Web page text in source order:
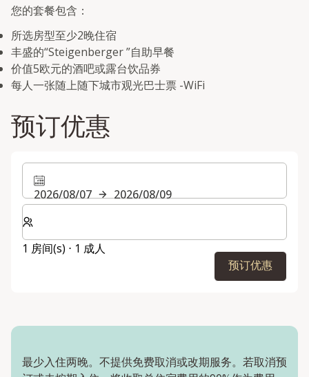
您的套餐包含：
所选房型至少2晚住宿
丰盛的“Steigenberger ”自助早餐
价值5欧元的酒吧或露台饮品券
每人一张随上随下城市观光巴士票 -WiFi
预订优惠
2026/08/07
2026/08/09
选择房间数和入住人数
1 房间(s) ⋅ 1 成人
预订优惠
最少入住两晚。不提供免费取消或改期服务。若取消预